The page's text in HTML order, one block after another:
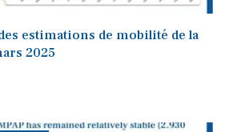
estimations de mobilité de la
2025